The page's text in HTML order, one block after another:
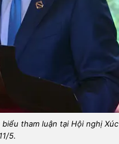
tham luận tại Hội nghị Xúc
5.